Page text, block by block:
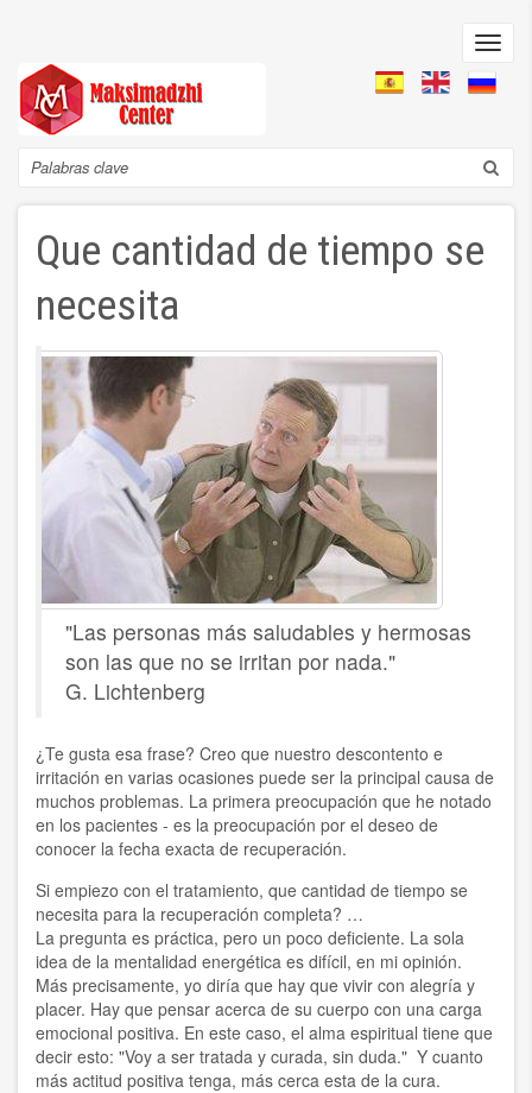
contenido
principal
Search
Que cantidad de tiempo se
necesita
"Las personas más saludables y hermosas
son las que no se irritan por nada."
G. Lichtenberg
¿Te gusta esa frase? Creo que nuestro descontento e
irritación en varias ocasiones puede ser la principal causa de
muchos problemas. La primera preocupación que he notado
en los pacientes - es la preocupación por el deseo de
conocer la fecha exacta de recuperación.
Si empiezo con el tratamiento, que cantidad de tiempo se
necesita para la recuperación completa? …
La pregunta es práctica, pero un poco deficiente. La sola
idea de la mentalidad energética es difícil, en mi opinión.
Más precisamente, yo diría que hay que vivir con alegría y
placer. Hay que pensar acerca de su cuerpo con una carga
emocional positiva. En este caso, el alma espiritual tiene que
decir esto: "Voy a ser tratada y curada, sin duda." Y cuanto
más actitud positiva tenga, más cerca esta de la cura.